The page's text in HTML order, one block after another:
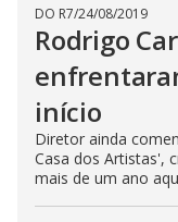
DO R7/24/08/2019
Rodrigo
início
Diretor ainda
Casa dos Artistas',
mais de um ano